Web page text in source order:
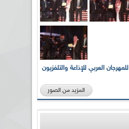
بالصور... الدورة الـ21 للمهرجان العربي للإذاعة والتلفزيون
المزيد من الصور